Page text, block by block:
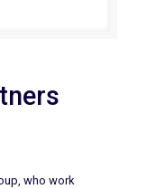
who work